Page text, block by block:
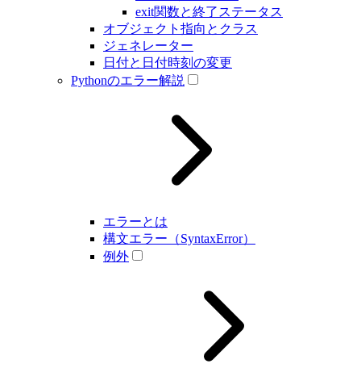
exit関数と終了ステータス
オブジェクト指向とクラス
ジェネレーター
日付と日付時刻の変更
Pythonのエラー解説
エラーとは
構文エラー（SyntaxError）
例外